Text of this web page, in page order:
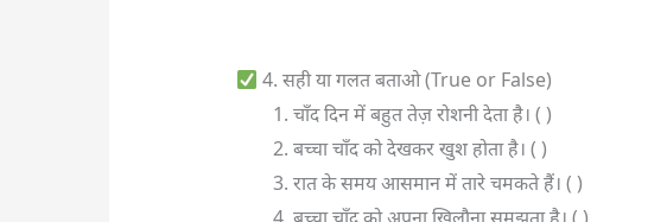
4. सही या गलत बताओ (True or False)
चाँद दिन में बहुत तेज़ रोशनी देता है। ( )
बच्चा चाँद को देखकर खुश होता है। ( )
रात के समय आसमान में तारे चमकते हैं। ( )